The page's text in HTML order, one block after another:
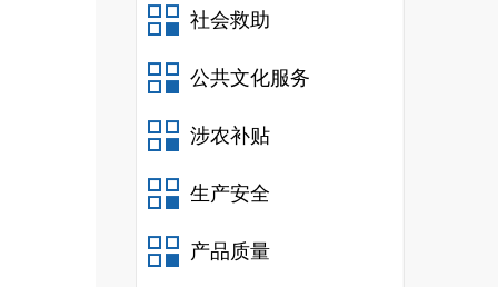
社会救助
公共文化服务
涉农补贴
生产安全
产品质量